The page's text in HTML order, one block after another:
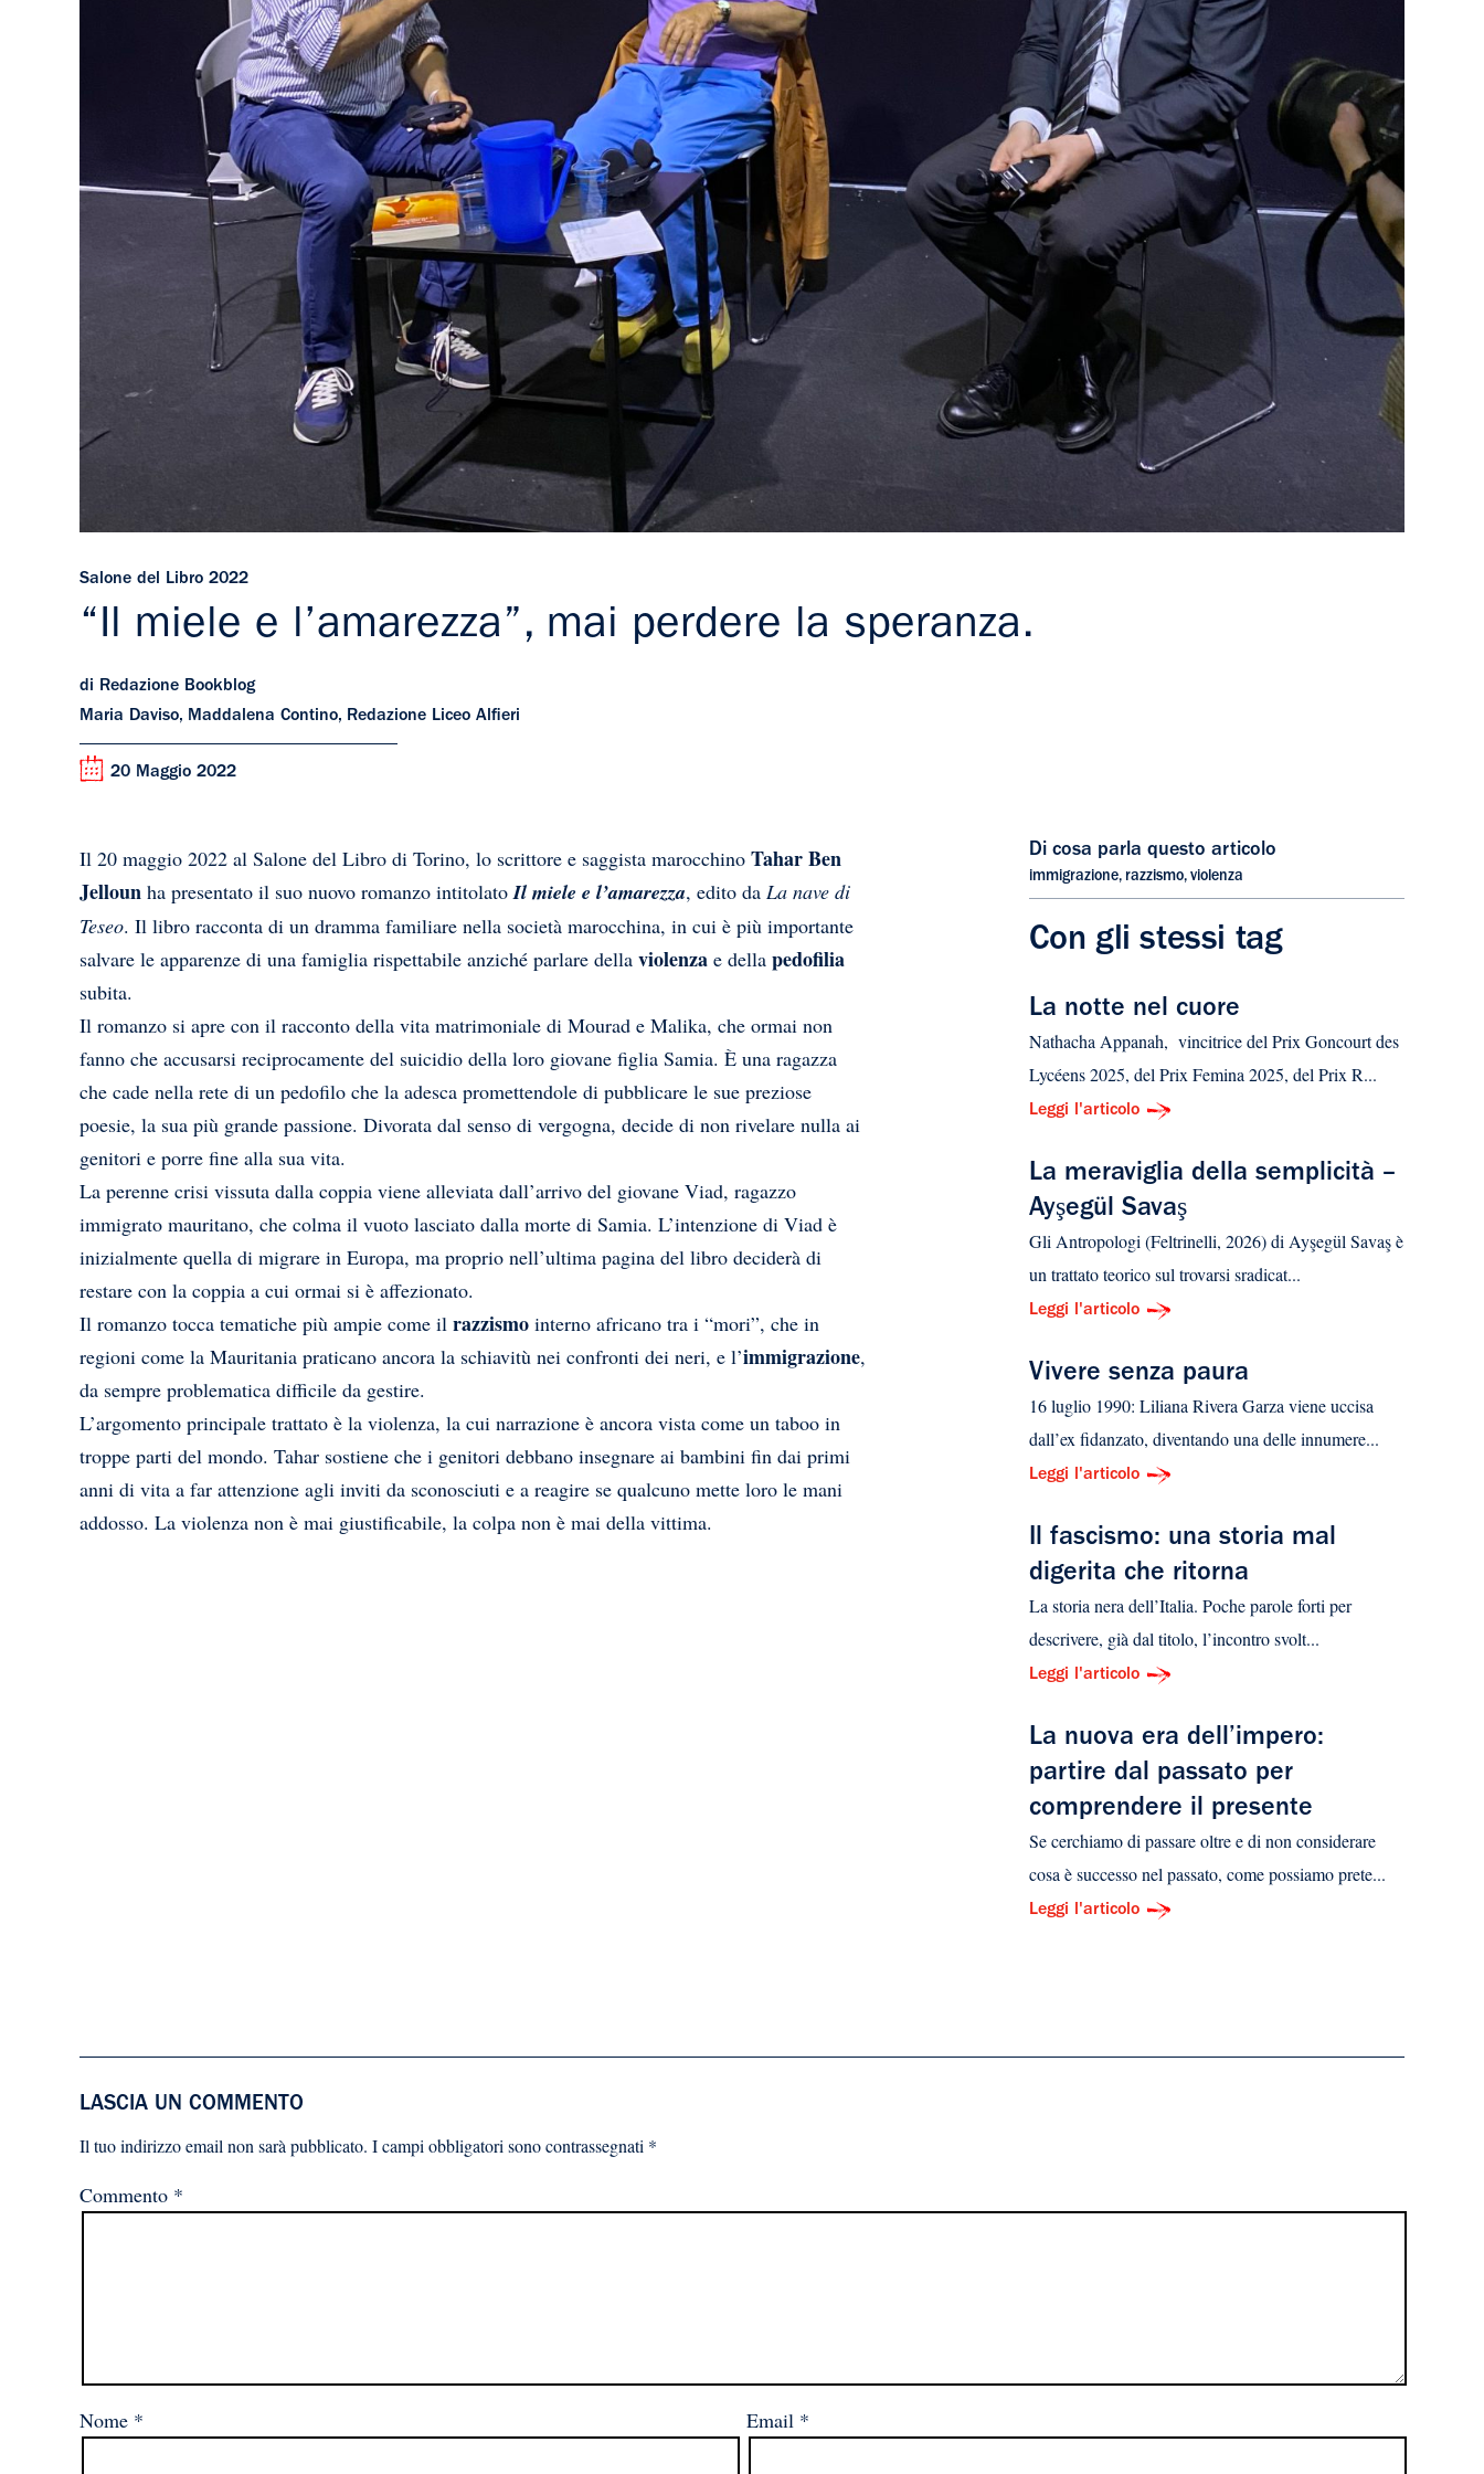
Salone del Libro 2022
“Il miele e l’amarezza”, mai perdere la speranza.
di Redazione Bookblog
Maria Daviso, Maddalena Contino, Redazione Liceo Alfieri
20 Maggio 2022
Il 20 maggio 2022 al Salone del Libro di Torino, lo scrittore e saggista marocchino Tahar Ben
Jelloun ha presentato il suo nuovo romanzo intitolatoIl miele e l’amarezza, edito da La nave di
Teseo. Il libro racconta di un dramma familiare nella società marocchina, in cui è più importante
salvare le apparenze di una famiglia rispettabile anziché parlare della violenza e della pedofilia
subita.
Il romanzo si apre con il racconto della vita matrimoniale di Mourad e Malika, che ormai non
fanno che accusarsi reciprocamente del suicidio della loro giovane figlia Samia. È una ragazza
che cade nella rete di un pedofilo che la adesca promettendole di pubblicare le sue preziose
poesie, la sua più grande passione. Divorata dal senso di vergogna, decide di non rivelare nulla ai
genitori e porre fine alla sua vita.
La perenne crisi vissuta dalla coppia viene alleviata dall’arrivo del giovane Viad, ragazzo
immigrato mauritano, che colma il vuoto lasciato dalla morte di Samia. L’intenzione di Viad è
inizialmente quella di migrare in Europa, ma proprio nell’ultima pagina del libro deciderà di
restare con la coppia a cui ormai si è affezionato.
Il romanzo tocca tematiche più ampie come il razzismo interno africano tra i “mori”, che in
regioni come la Mauritania praticano ancora la schiavitù nei confronti dei neri, e l’immigrazione,
da sempre problematica difficile da gestire.
L’argomento principale trattato è la violenza, la cui narrazione è ancora vista come un taboo in
troppe parti del mondo. Tahar sostiene che i genitori debbano insegnare ai bambini fin dai primi
anni di vita a far attenzione agli inviti da sconosciuti e a reagire se qualcuno mette loro le mani
addosso. La violenza non è mai giustificabile, la colpa non è mai della vittima.
Di cosa parla questo articolo
immigrazione, razzismo, violenza
Con gli stessi tag
La notte nel cuore
Nathacha Appanah, vincitrice del Prix Goncourt des
Lycéens 2025, del Prix Femina 2025, del Prix R...
Leggi l'articolo
La meraviglia della semplicità –
Ayşegül Savaş
Gli Antropologi (Feltrinelli, 2026) di Ayşegül Savaş è
un trattato teorico sul trovarsi sradicat...
Leggi l'articolo
Vivere senza paura
16 luglio 1990: Liliana Rivera Garza viene uccisa
dall’ex fidanzato, diventando una delle innumere...
Leggi l'articolo
Il fascismo: una storia mal
digerita che ritorna
La storia nera dell’Italia. Poche parole forti per
descrivere, già dal titolo, l’incontro svolt...
Leggi l'articolo
La nuova era dell’impero:
partire dal passato per
comprendere il presente
Se cerchiamo di passare oltre e di non considerare
cosa è successo nel passato, come possiamo prete...
Leggi l'articolo
LASCIA UN COMMENTO
Il tuo indirizzo email non sarà pubblicato. I campi obbligatori sono contrassegnati *
Commento *
Nome * Email *